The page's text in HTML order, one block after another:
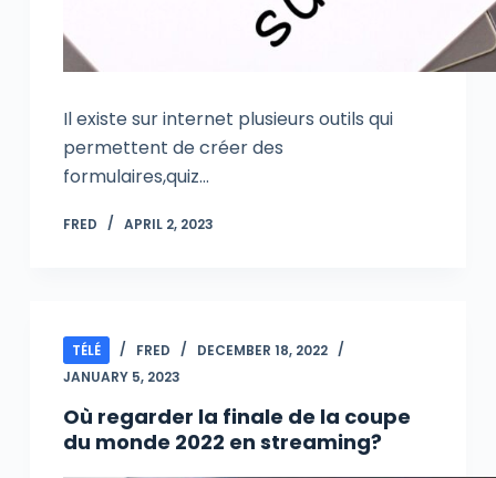
Il existe sur internet plusieurs outils qui
permettent de créer des
formulaires,quiz…
FRED APRIL 2, 2023
TÉLÉ FRED
DECEMBER 18, 2022
JANUARY 5, 2023
Où regarder la finale de la coupe
du monde 2022 en streaming?